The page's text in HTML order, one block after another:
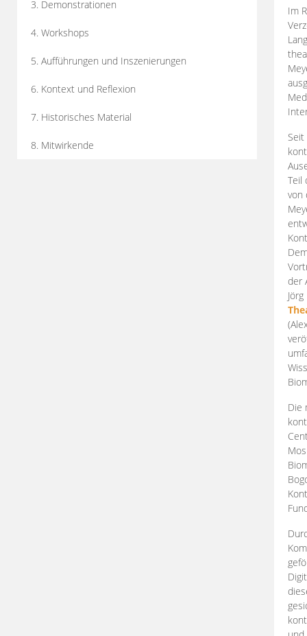
3. Demonstrationen
4. Workshops
5. Aufführungen und Inszenierungen
6. Kontext und Reflexion
7. Historisches Material
8. Mitwirkende
Im
Teil
von
der
Die